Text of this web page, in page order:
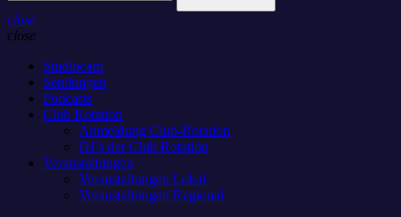
close
close
Studiocam
Sendungen
Podcasts
Club Rotation
Anmeldung Club-Rotation
DJ’s der Club Rotation
Veranstaltungen
Veranstaltungen Lokal
Veranstaltungen Regional